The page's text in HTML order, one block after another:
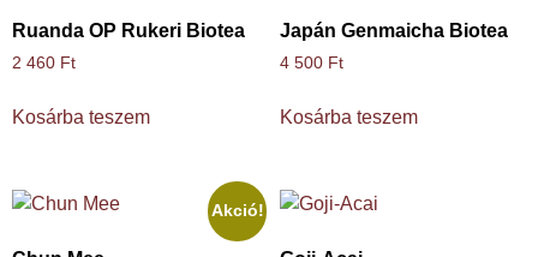
Ruanda OP Rukeri Biotea
2 460 Ft
Kosárba teszem
Japán Genmaicha Biotea
4 500 Ft
Kosárba teszem
Akció!